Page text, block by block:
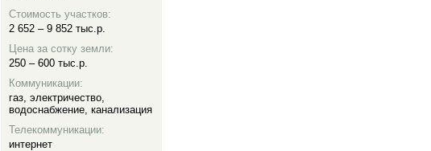
Стоимость участков:
2 652 – 9 852 тыс.р.
Цена за сотку земли:
250 – 600 тыс.р.
Коммуникации:
газ, электричество,
водоснабжение, канализация
Телекоммуникации:
интернет